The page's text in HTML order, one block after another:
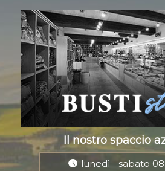
Il nostro spaccio
lunedì - sabato